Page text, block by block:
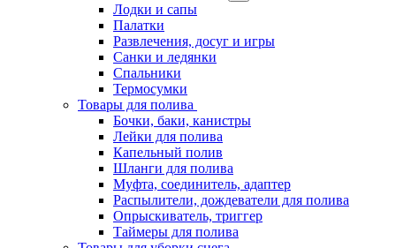
Лодки и сапы
Палатки
Развлечения, досуг и игры
Санки и ледянки
Спальники
Термосумки
Товары для полива
Бочки, баки, канистры
Лейки для полива
Капельный полив
Шланги для полива
Муфта, соединитель, адаптер
Распылители, дождеватели для полива
Опрыскиватель, триггер
Таймеры для полива